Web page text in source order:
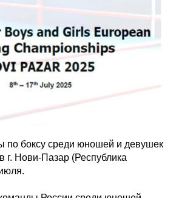
по боксу среди юношей и девушек
г. Нови-Пазар (Республика